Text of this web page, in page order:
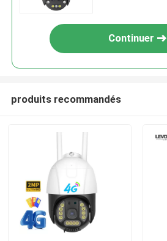
Continuer
produits recommandés